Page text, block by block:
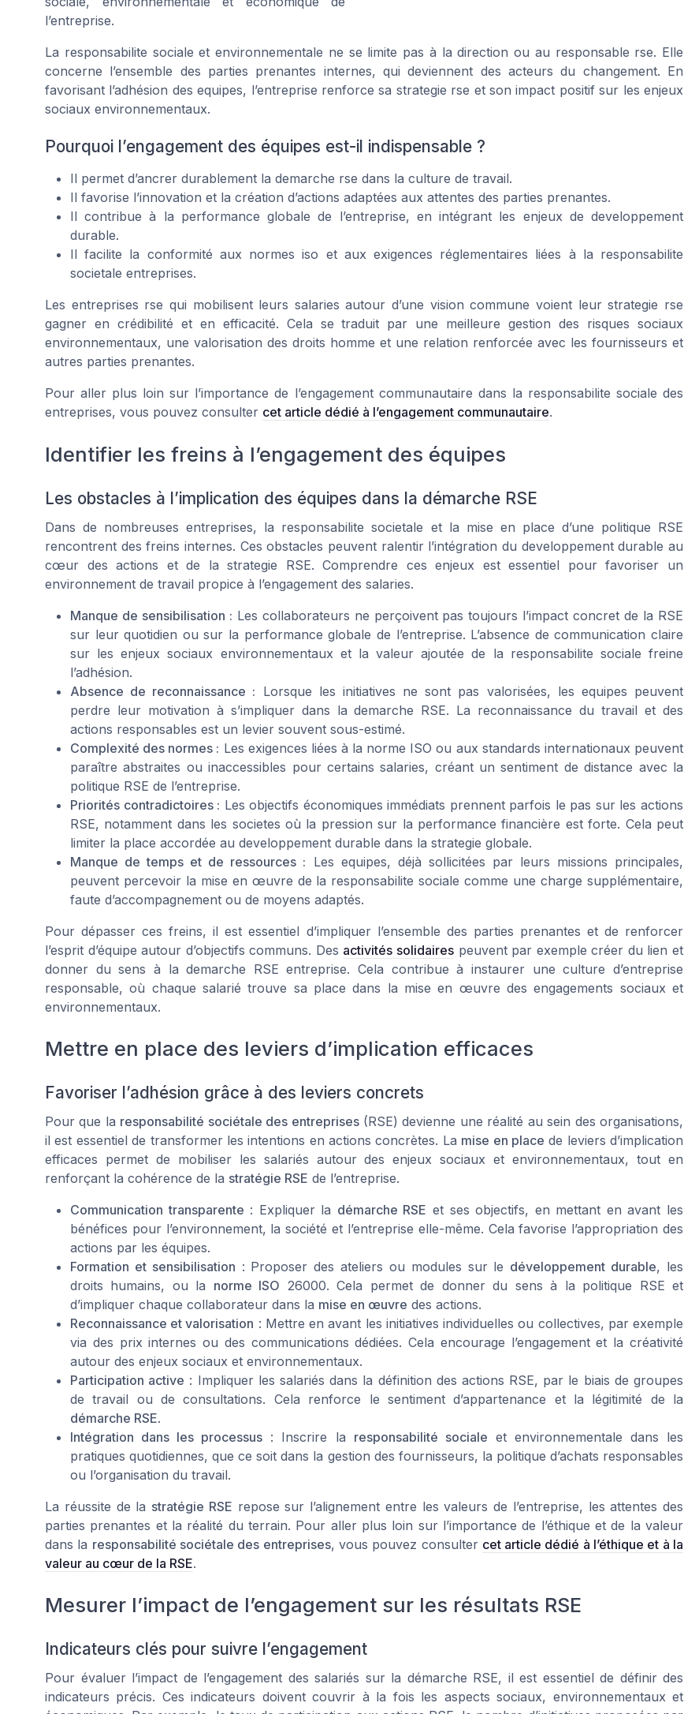
l’entreprise.
La responsabilite sociale et environnementale ne se limite pas à la direction ou au responsable rse. Elle
concerne l’ensemble des parties prenantes internes, qui deviennent des acteurs du changement. En
favorisant l’adhésion des equipes, l’entreprise renforce sa strategie rse et son impact positif sur les enjeux
sociaux environnementaux.
Pourquoi l’engagement des équipes est-il indispensable ?
Il permet d’ancrer durablement la demarche rse dans la culture de travail.
Il favorise l’innovation et la création d’actions adaptées aux attentes des parties prenantes.
Il contribue à la performance globale de l’entreprise, en intégrant les enjeux de developpement
durable.
Il facilite la conformité aux normes iso et aux exigences réglementaires liées à la responsabilite
societale entreprises.
Les entreprises rse qui mobilisent leurs salaries autour d’une vision commune voient leur strategie rse
gagner en crédibilité et en efficacité. Cela se traduit par une meilleure gestion des risques sociaux
environnementaux, une valorisation des droits homme et une relation renforcée avec les fournisseurs et
autres parties prenantes.
Pour aller plus loin sur l’importance de l’engagement communautaire dans la responsabilite sociale des
entreprises, vous pouvez consulter cet article dédié à l’engagement communautaire.
Identifier les freins à l’engagement des équipes
Les obstacles à l’implication des équipes dans la démarche RSE
Dans de nombreuses entreprises, la responsabilite societale et la mise en place d’une politique RSE
rencontrent des freins internes. Ces obstacles peuvent ralentir l’intégration du developpement durable au
cœur des actions et de la strategie RSE. Comprendre ces enjeux est essentiel pour favoriser un
environnement de travail propice à l’engagement des salaries.
Manque de sensibilisation : Les collaborateurs ne perçoivent pas toujours l’impact concret de la RSE
sur leur quotidien ou sur la performance globale de l’entreprise. L’absence de communication claire
sur les enjeux sociaux environnementaux et la valeur ajoutée de la responsabilite sociale freine
l’adhésion.
Absence de reconnaissance : Lorsque les initiatives ne sont pas valorisées, les equipes peuvent
perdre leur motivation à s’impliquer dans la demarche RSE. La reconnaissance du travail et des
actions responsables est un levier souvent sous-estimé.
Complexité des normes : Les exigences liées à la norme ISO ou aux standards internationaux peuvent
paraître abstraites ou inaccessibles pour certains salaries, créant un sentiment de distance avec la
politique RSE de l’entreprise.
Priorités contradictoires : Les objectifs économiques immédiats prennent parfois le pas sur les actions
RSE, notamment dans les societes où la pression sur la performance financière est forte. Cela peut
limiter la place accordée au developpement durable dans la strategie globale.
Manque de temps et de ressources : Les equipes, déjà sollicitées par leurs missions principales,
peuvent percevoir la mise en œuvre de la responsabilite sociale comme une charge supplémentaire,
faute d’accompagnement ou de moyens adaptés.
Pour dépasser ces freins, il est essentiel d’impliquer l’ensemble des parties prenantes et de renforcer
l’esprit d’équipe autour d’objectifs communs. Des activités solidaires peuvent par exemple créer du lien et
donner du sens à la demarche RSE entreprise. Cela contribue à instaurer une culture d’entreprise
responsable, où chaque salarié trouve sa place dans la mise en œuvre des engagements sociaux et
environnementaux.
Mettre en place des leviers d’implication efficaces
Favoriser l’adhésion grâce à des leviers concrets
Pour que la responsabilité sociétale des entreprises(RSE) devienne une réalité au sein des organisations,
il est essentiel de transformer les intentions en actions concrètes. La mise en place de leviers d’implication
efficaces permet de mobiliser les salariés autour des enjeux sociaux et environnementaux, tout en
renforçant la cohérence de la stratégie RSE de l’entreprise.
Communication transparente : Expliquer la démarche RSE et ses objectifs, en mettant en avant les
bénéfices pour l’environnement, la société et l’entreprise elle-même. Cela favorise l’appropriation des
actions par les équipes.
Formation et sensibilisation : Proposer des ateliers ou modules sur le développement durable, les
droits humains, ou la norme ISO 26000. Cela permet de donner du sens à la politique RSE et
d’impliquer chaque collaborateur dans la mise en œuvre des actions.
Reconnaissance et valorisation : Mettre en avant les initiatives individuelles ou collectives, par exemple
via des prix internes ou des communications dédiées. Cela encourage l’engagement et la créativité
autour des enjeux sociaux et environnementaux.
Participation active : Impliquer les salariés dans la définition des actions RSE, par le biais de groupes
de travail ou de consultations. Cela renforce le sentiment d’appartenance et la légitimité de la
démarche RSE.
Intégration dans les processus : Inscrire la responsabilité sociale et environnementale dans les
pratiques quotidiennes, que ce soit dans la gestion des fournisseurs, la politique d’achats responsables
ou l’organisation du travail.
La réussite de la stratégie RSE repose sur l’alignement entre les valeurs de l’entreprise, les attentes des
parties prenantes et la réalité du terrain. Pour aller plus loin sur l’importance de l’éthique et de la valeur
dans la responsabilité sociétale des entreprises, vous pouvez consulter cet article dédié à l’éthique et à la
valeur au cœur de la RSE.
Mesurer l’impact de l’engagement sur les résultats RSE
Indicateurs clés pour suivre l’engagement
Pour évaluer l’impact de l’engagement des salariés sur la démarche RSE, il est essentiel de définir des
indicateurs précis. Ces indicateurs doivent couvrir à la fois les aspects sociaux, environnementaux et